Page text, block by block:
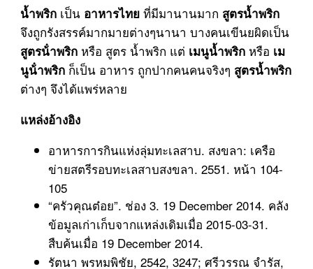
น้ำพริกเป็น อาหารไทย ที่มีมานานมาก สูตรน้ำพริก
จึงถูกรังสรรค์มากมายต่างๆนานา บางคนเขีนยผิดเป็น
สูตรน้ําพริกหรือ สูตร น้ำพริก แต่ เมนูน้ำพริกหรือ เม
นูน้ําพริกก็เป็น อาหาร ถูกปากคนคนจริงๆ สูตรน้ำพริก
ต่างๆ จึงได้แพร่หลาย
แหล่งอ้างอิง
อาหารการกินแห่งลุ่มทะเลสาบ. สงขลา: เครือ
ข่ายสตรีรอบทะเลสาบสงขลา. 2551. หน้า 104-
105
“ครัวคุณต๋อย”. ช่อง 3. 19 December 2014. คลัง
ข้อมูลเก่าเก็บจากแหล่งเดิมเมื่อ 2015-03-31.
สืบค้นเมื่อ 19 December 2014.
รัตนา พรหมพิชัย, 2542, 3247; ศรีวรรณ จำรัส,